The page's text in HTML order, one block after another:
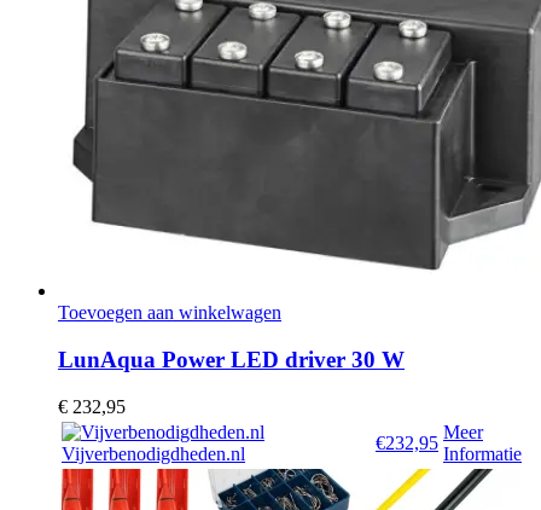
Toevoegen aan winkelwagen
LunAqua Power LED driver 30 W
€ 232,95
Vijverbenodigdheden.nl
€232,95
Meer
Informatie